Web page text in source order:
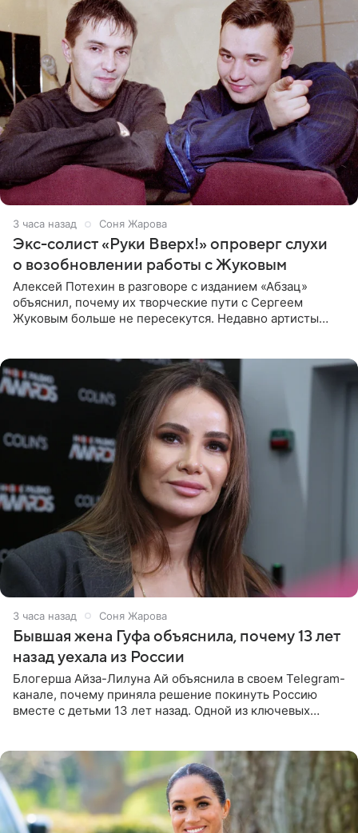
3 часа назад Соня Жарова
Экс-солист «Руки Вверх!» опроверг слухи
о возобновлении работы с Жуковым
Алексей Потехин в разговоре с изданием «Абзац»
объяснил, почему их творческие пути с Сергеем
Жуковым больше не пересекутся. Недавно артисты
3 часа назад Соня Жарова
Бывшая жена Гуфа объяснила, почему 13 лет
назад уехала из России
Блогерша Айза-Лилуна Ай объяснила в своем Telegram-
канале, почему приняла решение покинуть Россию
вместе с детьми 13 лет назад. Одной из ключевых